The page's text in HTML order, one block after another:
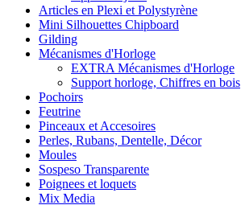
Articles en Plexi et Polystyrène
Mini Silhouettes Chipboard
Gilding
Mécanismes d'Horloge
EXTRA Mécanismes d'Horloge
Support horloge, Chiffres en bois
Pochoirs
Feutrine
Pinceaux et Accesoires
Perles, Rubans, Dentelle, Décor
Moules
Sospeso Transparente
Poignees et loquets
Mix Media